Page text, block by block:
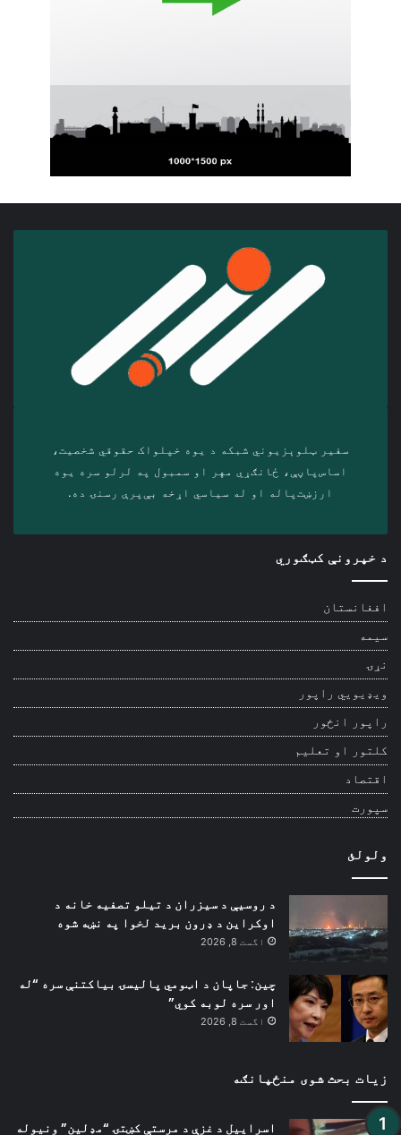
سفیر ټلوېزیوني شبکه د‎ یوه خپلواک حقوقي شخصیت،
اساس‌پاڼې، ځانګړي مهر او سمبول په لرلو سره ‎یوه
ارزښت‌پاله او ‎له سیاسي اړخه بې‌پرې رسنۍ ده.
د خپرونې کټګوري
افغانستان
سیمه
نړۍ
ویډیويي راپور
راپور انځور
کلتور او تعلیم
اقتصاد
سپورت
ولولئ
د روسیې د سیزران د تیلو تصفیه خانه د
اوکراین د ډرون برید لخوا په نښه شوه
اگست 8, 2026
چین: جاپان د اټومي پالیسۍ بیاکتنې سره “له
اور سره لوبه کوي”
اگست 8, 2026
زیات بحث شوی منځپانګه
اسراییل د غزې د مرستې کښتۍ “مډلین” ونیوله